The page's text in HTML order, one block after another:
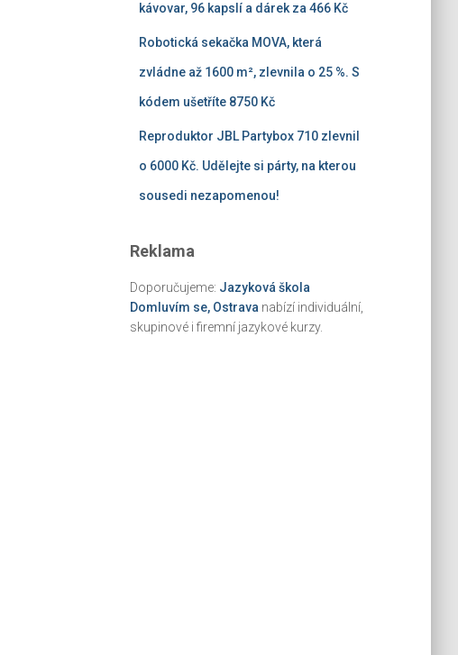
kávovar, 96 kapslí a dárek za 466 Kč
Robotická sekačka MOVA, která
zvládne až 1600 m², zlevnila o 25 %. S
kódem ušetříte 8750 Kč
Reproduktor JBL Partybox 710 zlevnil
o 6000 Kč. Udělejte si párty, na kterou
sousedi nezapomenou!
Reklama
Doporučujeme: Jazyková škola
Domluvím se, Ostrava nabízí individuální,
skupinové i firemní jazykové kurzy.